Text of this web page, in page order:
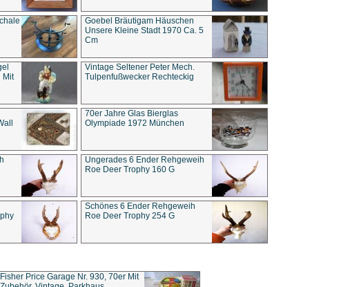
Goebel Bräutigam Häuschen
Unsere Kleine Stadt 1970 Ca. 5
Cm
Mit
Vintage Seltener Peter Mech.
Tulpenfußwecker Rechteckig
70er Jahre Glas Bierglas
Olympiade 1972 München
Ungerades 6 Ender Rehgeweih
Roe Deer Trophy 160 G
Schönes 6 Ender Rehgeweih
Roe Deer Trophy 254 G
Fisher Price Garage Nr. 930, 70er Mit